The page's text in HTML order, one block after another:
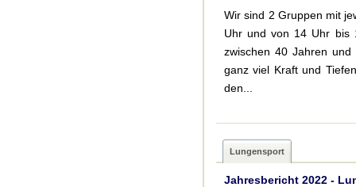
Wir sind 2 Gruppen mit
Uhr und von 14 Uhr bis
zwischen 40 Jahren
ganz viel Kraft und
den...
Lungensport
Jahresbericht 2022 -